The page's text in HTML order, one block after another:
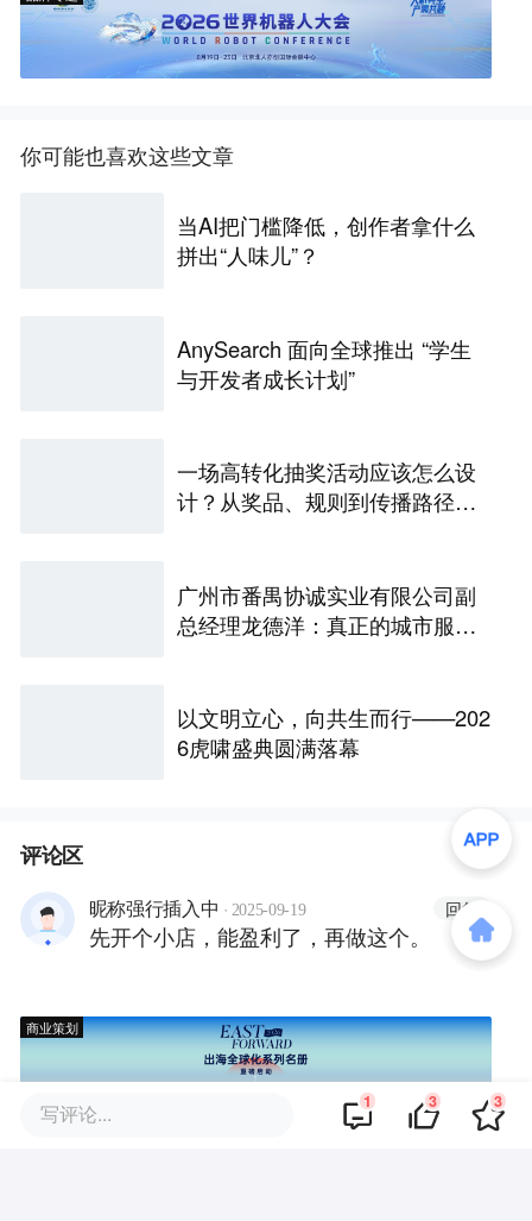
你可能也喜欢这些文章
当AI把门槛降低，创作者拿什么
拼出“人味儿”？
AnySearch 面向全球推出 “学生
与开发者成长计划”
一场高转化抽奖活动应该怎么设
计？从奖品、规则到传播路径的
广州市番禺协诚实业有限公司副
总经理龙德洋：真正的城市服
以文明立心，向共生而行——202
6虎啸盛典圆满落幕
评论区
昵称强行插入中 · 2025-09-19 回复
先开个小店，能盈利了，再做这个。
商业策划
写评论... 1 3 3